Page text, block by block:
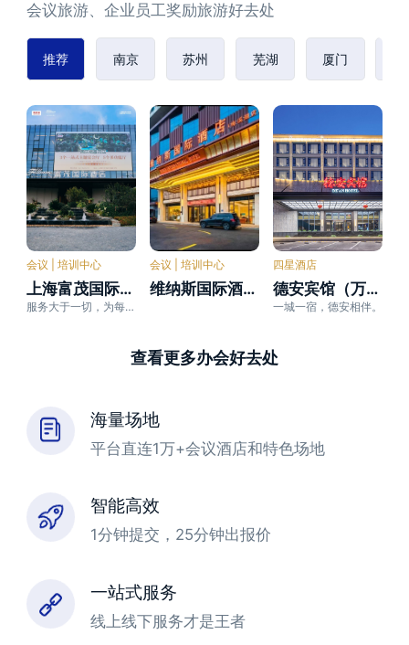
会议旅游、企业员工奖励旅游好去处
推荐 南京 苏州 芜湖 厦门
会议 | 培训中心
上海富茂国际酒店
服务大于一切，为每一位客户提供满意的服务体验
会议 | 培训中心
维纳斯国际酒店（梅溪湖店）
四星酒店
德安宾馆（万象广场店）
一城一宿，德安相伴。
查看更多办会好去处
海量场地
平台直连1万+会议酒店和特色场地
智能高效
1分钟提交，25分钟出报价
一站式服务
线上线下服务才是王者